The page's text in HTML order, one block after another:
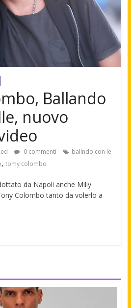
Ballando
nuovo
0 commenti
ballndo con le
, tomy colombo
da Napoli anche Milly
Colombo tanto da volerlo a